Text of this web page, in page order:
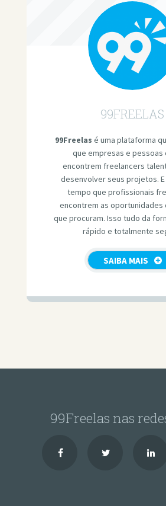
99FREELAS
99Freelas é uma plataforma
que empresas e pessoas
encontrem freelancers
desenvolver seus projetos.
tempo que profissionais
encontrem as oportunidades
que procuram. Isso tudo da
rápido e totalmente
SAIBA MAIS
99Freelas nas